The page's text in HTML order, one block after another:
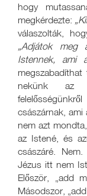
hogy
megkérdezte:
válaszolták,
„Adjátok meg
Istennek, ami
nekünk az
császárnak, ami
nem azt
az Istené, és
császáré.
Jézus itt nem
Először, „add
Másodszor,